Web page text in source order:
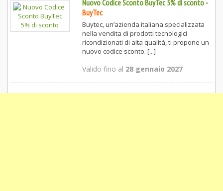
Nuovo Codice Sconto BuyTec 5% di sconto-
BuyTec
Buytec, un’azienda italiana specializzata
nella vendita di prodotti tecnologici
ricondizionati di alta qualità, ti propone un
nuovo codice sconto. [...]
Valido fino al 28 gennaio 2027